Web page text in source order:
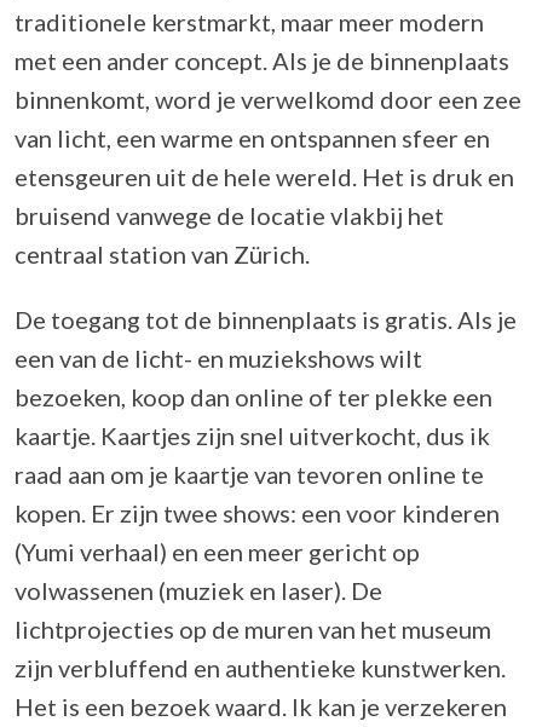
traditionele kerstmarkt, maar meer modern
met een ander concept. Als je de binnenplaats
binnenkomt, word je verwelkomd door een zee
van licht, een warme en ontspannen sfeer en
etensgeuren uit de hele wereld. Het is druk en
bruisend vanwege de locatie vlakbij het
centraal station van Zürich.
De toegang tot de binnenplaats is gratis. Als je
een van de licht- en muziekshows wilt
bezoeken, koop dan online of ter plekke een
kaartje. Kaartjes zijn snel uitverkocht, dus ik
raad aan om je kaartje van tevoren online te
kopen. Er zijn twee shows: een voor kinderen
(Yumi verhaal) en een meer gericht op
volwassenen (muziek en laser). De
lichtprojecties op de muren van het museum
zijn verbluffend en authentieke kunstwerken.
Het is een bezoek waard. Ik kan je verzekeren